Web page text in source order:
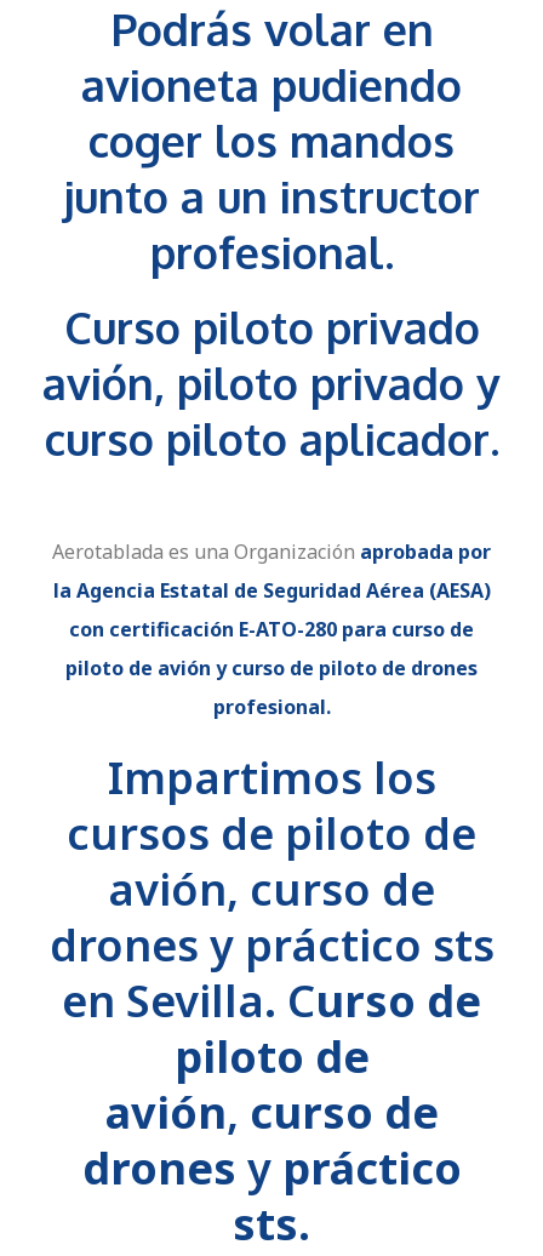
Podrás volar en
avioneta pudiendo
coger los mandos
junto a un instructor
profesional.
Curso piloto privado
avión, piloto privado y
curso piloto aplicador.
Aerotablada es una Organización aprobada por
la Agencia Estatal de Seguridad Aérea (AESA)
con certificación E-ATO-280 para curso de
piloto de avión y curso de piloto de drones
profesional.
Impartimos los
cursos de piloto de
avión, curso de
drones y práctico sts
en Sevilla. Curso de
piloto de
avión, curso de
drones y práctico
sts.